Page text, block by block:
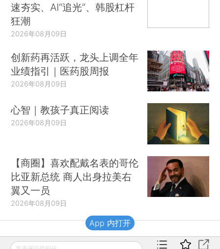
速夯实、AI“追光”、韩股杠杆
狂潮
2026年08月09日
创新药再活跃，龙头上调全年
业绩指引｜医药股周报
2026年08月09日
心智｜教孩子真正阅读
2026年08月09日
【商圈】喜欢配戴名表的哥伦
比亚新总统 商人出身拉美右
翼又一员
2026年08月09日
财新移动
App 内打开